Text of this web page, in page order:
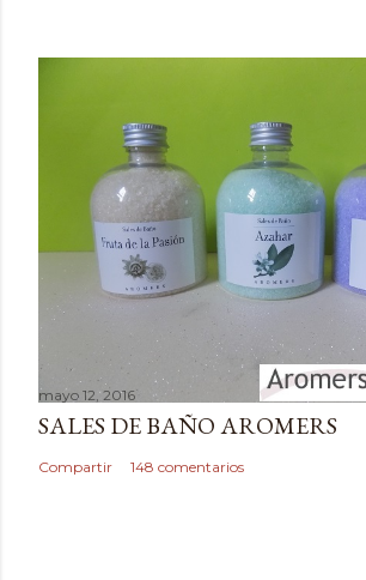
mayo 12, 2016
SALES DE BAÑO AROMERS
Compartir 148 comentarios